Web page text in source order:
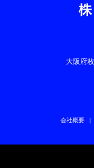
大阪府
会社概要